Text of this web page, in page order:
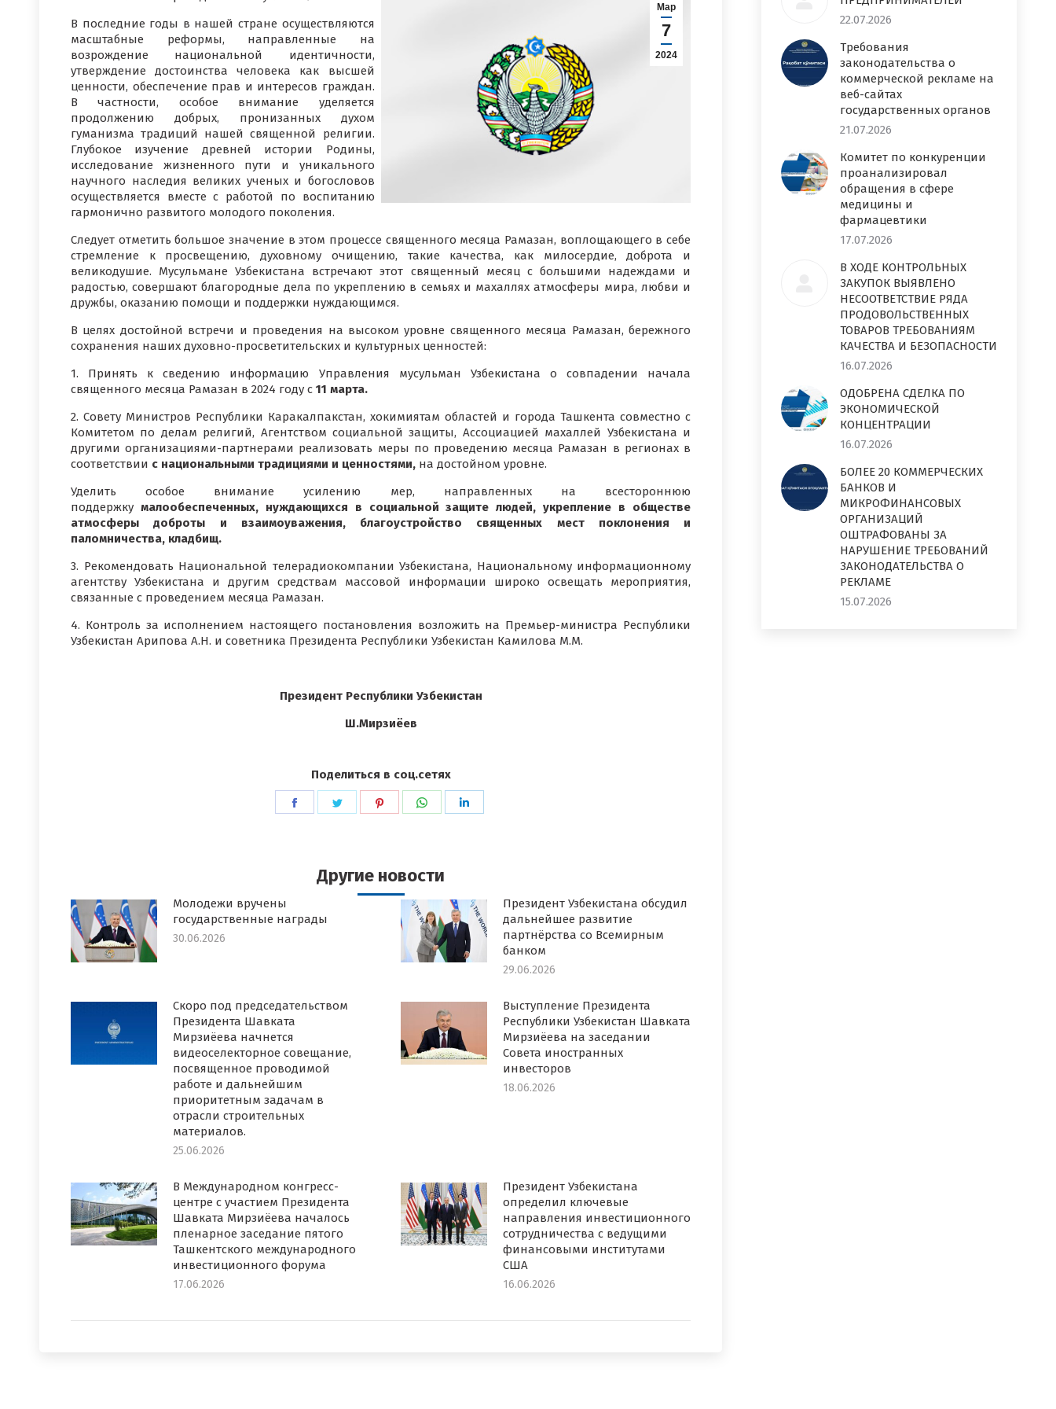
Мар
7
2024
В последние годы в нашей стране осуществляются
масштабные реформы, направленные на
возрождение национальной идентичности,
утверждение достоинства человека как высшей
ценности, обеспечение прав и интересов граждан.
В частности, особое внимание уделяется
продолжению добрых, пронизанных духом
гуманизма традиций нашей священной религии.
Глубокое изучение древней истории Родины,
исследование жизненного пути и уникального
научного наследия великих ученых и богословов
осуществляется вместе с работой по воспитанию
гармонично развитого молодого поколения.
Следует отметить большое значение в этом процессе священного месяца Рамазан, воплощающего в себе
стремление к просвещению, духовному очищению, такие качества, как милосердие, доброта и
великодушие. Мусульмане Узбекистана встречают этот священный месяц с большими надеждами и
радостью, совершают благородные дела по укреплению в семьях и махаллях атмосферы мира, любви и
дружбы, оказанию помощи и поддержки нуждающимся.
В целях достойной встречи и проведения на высоком уровне священного месяца Рамазан, бережного
сохранения наших духовно-просветительских и культурных ценностей:
1. Принять к сведению информацию Управления мусульман Узбекистана о совпадении начала
священного месяца Рамазан в 2024 году с 11 марта.
2. Совету Министров Республики Каракалпакстан, хокимиятам областей и города Ташкента совместно с
Комитетом по делам религий, Агентством социальной защиты, Ассоциацией махаллей Узбекистана и
другими организациями-партнерами реализовать меры по проведению месяца Рамазан в регионах в
соответствии с национальными традициями и ценностями, на достойном уровне.
Уделить особое внимание усилению мер, направленных на всестороннюю
поддержку малообеспеченных, нуждающихся в социальной защите людей, укрепление в обществе
атмосферы доброты и взаимоуважения, благоустройство священных мест поклонения и
паломничества, кладбищ.
3. Рекомендовать Национальной телерадиокомпании Узбекистана, Национальному информационному
агентству Узбекистана и другим средствам массовой информации широко освещать мероприятия,
связанные с проведением месяца Рамазан.
4. Контроль за исполнением настоящего постановления возложить на Премьер-министра Республики
Узбекистан Арипова А.Н. и советника Президента Республики Узбекистан Камилова М.М.
Президент Республики Узбекистан
Ш.Мирзиёев
Поделиться в соц.сетях
ПоделитьсяПоделитьсяПоделитьсяПоделиться
Другие новости
Молодежи вручены
государственные награды
30.06.2026
Президент Узбекистана обсудил
дальнейшее развитие
партнёрства со Всемирным
банком
29.06.2026
Скоро под председательством
Президента Шавката
Мирзиёева начнется
видеоселекторное совещание,
посвященное проводимой
работе и дальнейшим
приоритетным задачам в
отрасли строительных
материалов.
25.06.2026
Выступление Президента
Республики Узбекистан Шавката
Мирзиёева на заседании
Совета иностранных
инвесторов
18.06.2026
В Международном конгресс-
центре с участием Президента
Шавката Мирзиёева началось
пленарное заседание пятого
Ташкентского международного
инвестиционного форума
17.06.2026
Президент Узбекистана
определил ключевые
направления инвестиционного
сотрудничества с ведущими
финансовыми институтами
США
16.06.2026
22.07.2026
Требования
законодательства о
коммерческой рекламе на
веб-сайтах
государственных органов
21.07.2026
Комитет по конкуренции
проанализировал
обращения в сфере
медицины и
фармацевтики
17.07.2026
В ХОДЕ КОНТРОЛЬНЫХ
ЗАКУПОК ВЫЯВЛЕНО
НЕСООТВЕТСТВИЕ РЯДА
ПРОДОВОЛЬСТВЕННЫХ
ТОВАРОВ ТРЕБОВАНИЯМ
КАЧЕСТВА И БЕЗОПАСНОСТИ
16.07.2026
ОДОБРЕНА СДЕЛКА ПО
ЭКОНОМИЧЕСКОЙ
КОНЦЕНТРАЦИИ
16.07.2026
БОЛЕЕ 20 КОММЕРЧЕСКИХ
БАНКОВ И
МИКРОФИНАНСОВЫХ
ОРГАНИЗАЦИЙ
ОШТРАФОВАНЫ ЗА
НАРУШЕНИЕ ТРЕБОВАНИЙ
ЗАКОНОДАТЕЛЬСТВА О
РЕКЛАМЕ
15.07.2026